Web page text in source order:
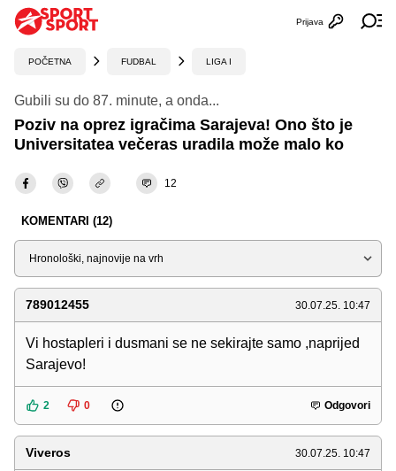
Otvori
Prijava
POČETNA FUDBAL LIGA I
Gubili su do 87. minute, a onda...
Poziv na oprez igračima Sarajeva! Ono što je
Universitatea večeras uradila može malo ko
12
KOMENTARI (12)
Sortiraj
789012455 30.07.25. 10:47
Vi hostapleri i dusmani se ne sekirajte samo ,naprijed
Sarajevo!
2 0 Odgovori
Viveros 30.07.25. 10:47